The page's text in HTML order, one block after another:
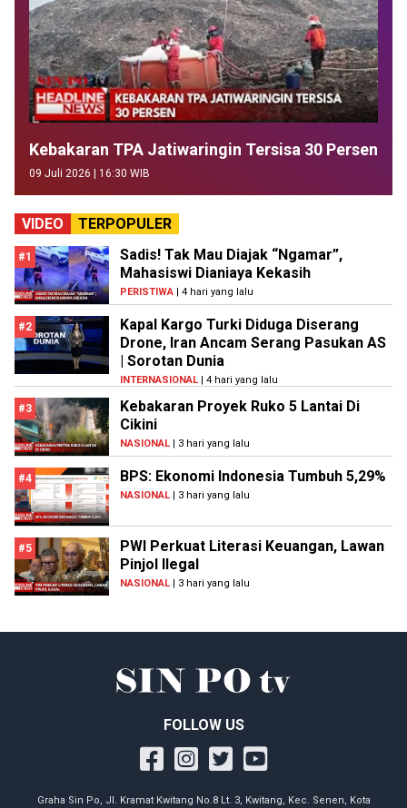
Kebakaran TPA Jatiwaringin Tersisa 30 Persen
09 Juli 2026 | 16:30 WIB
VIDEO TERPOPULER
#1
Sadis! Tak Mau Diajak “Ngamar”,
Mahasiswi Dianiaya Kekasih
PERISTIWA | 4 hari yang lalu
#2
Kapal Kargo Turki Diduga Diserang
Drone, Iran Ancam Serang Pasukan AS
| Sorotan Dunia
INTERNASIONAL | 4 hari yang lalu
#3
Kebakaran Proyek Ruko 5 Lantai Di
Cikini
NASIONAL | 3 hari yang lalu
#4 BPS: Ekonomi Indonesia Tumbuh 5,29%
NASIONAL | 3 hari yang lalu
#5
PWI Perkuat Literasi Keuangan, Lawan
Pinjol Ilegal
NASIONAL | 3 hari yang lalu
FOLLOW US
Graha Sin Po, Jl. Kramat Kwitang No.8 Lt. 3, Kwitang, Kec. Senen, Kota